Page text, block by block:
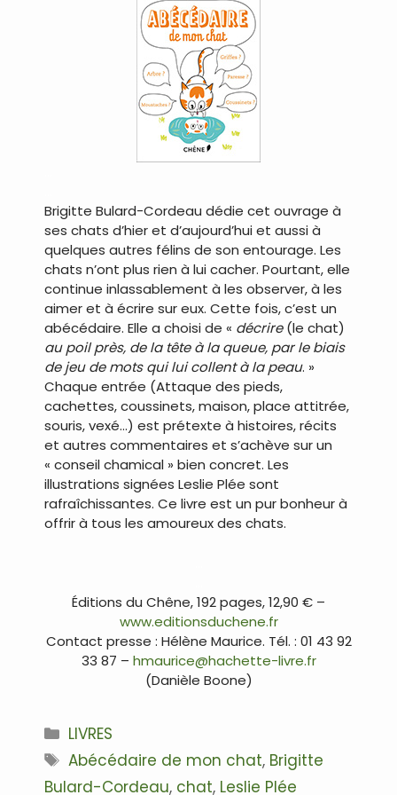
Brigitte Bulard-Cordeau dédie cet ouvrage à
ses chats d’hier et d’aujourd’hui et aussi à
quelques autres félins de son entourage. Les
chats n’ont plus rien à lui cacher. Pourtant, elle
continue inlassablement à les observer, à les
aimer et à écrire sur eux. Cette fois, c’est un
abécédaire. Elle a choisi de « décrire(le chat)
au poil près, de la tête à la queue, par le biais
de jeu de mots qui lui collent à la peau. »
Chaque entrée (Attaque des pieds,
cachettes, coussinets, maison, place attitrée,
souris, vexé…) est prétexte à histoires, récits
et autres commentaires et s’achève sur un
« conseil chamical » bien concret. Les
illustrations signées Leslie Plée sont
rafraîchissantes. Ce livre est un pur bonheur à
offrir à tous les amoureux des chats.
Éditions du Chêne, 192 pages, 12,90 € –
www.editionsduchene.fr
Contact presse : Hélène Maurice. Tél. : 01 43 92
33 87 – hmaurice@hachette-livre.fr
(Danièle Boone)
Catégories
LIVRES
Étiquettes
Abécédaire de mon chat, Brigitte
Bulard-Cordeau, chat, Leslie Plée